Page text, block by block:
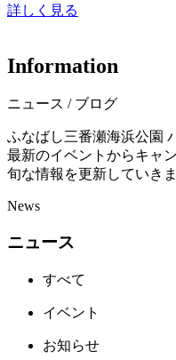
詳しく見る
Information
ニュース / ブログ
ふなばし三番瀬海浜公園
最新のイベントからキャ
旬な情報を更新していきま
News
ニュース
すべて
イベント
お知らせ